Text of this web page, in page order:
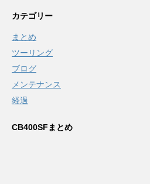
カテゴリー
まとめ
ツーリング
ブログ
メンテナンス
経過
CB400SFまとめ